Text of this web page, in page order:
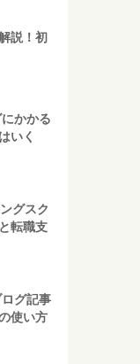
説！初
かかる
いく
グスク
転職支
グ記事
使い方